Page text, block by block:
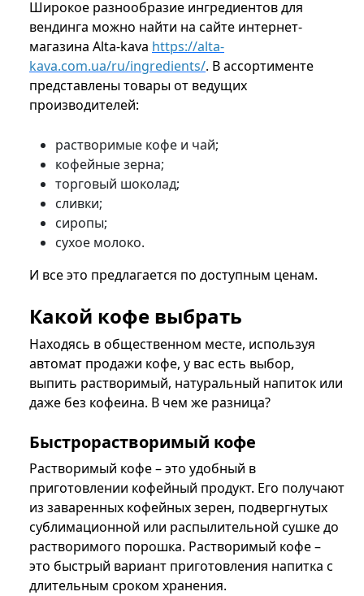
Широкое разнообразие ингредиентов для
вендинга можно найти на сайте интернет-
магазина Alta-kava https://alta-
kava.com.ua/ru/ingredients/. В ассортименте
представлены товары от ведущих
производителей:
растворимые кофе и чай;
кофейные зерна;
торговый шоколад;
сливки;
сиропы;
сухое молоко.
И все это предлагается по доступным ценам.
Какой кофе выбрать
Находясь в общественном месте, используя
автомат продажи кофе, у вас есть выбор,
выпить растворимый, натуральный напиток или
даже без кофеина. В чем же разница?
Быстрорастворимый кофе
Растворимый кофе – это удобный в
приготовлении кофейный продукт. Его получают
из заваренных кофейных зерен, подвергнутых
сублимационной или распылительной сушке до
растворимого порошка. Растворимый кофе –
это быстрый вариант приготовления напитка с
длительным сроком хранения.